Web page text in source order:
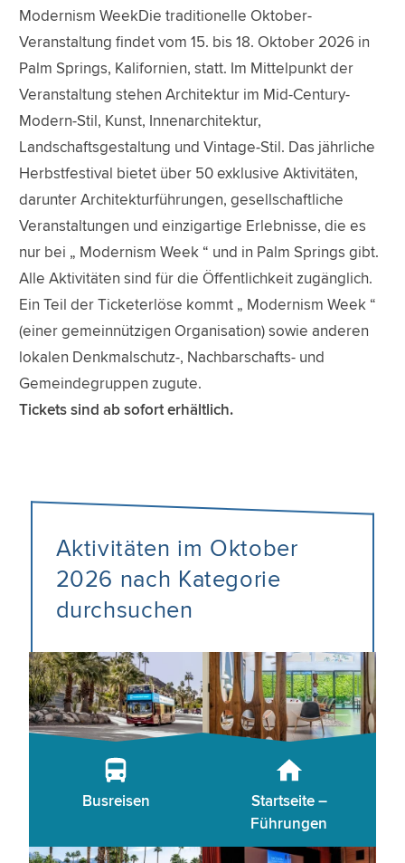
Modernism WeekDie traditionelle Oktober-
Veranstaltung findet vom 15. bis 18. Oktober 2026 in
Palm Springs, Kalifornien, statt. Im Mittelpunkt der
Veranstaltung stehen Architektur im Mid-Century-
Modern-Stil, Kunst, Innenarchitektur,
Landschaftsgestaltung und Vintage-Stil. Das jährliche
Herbstfestival bietet über 50 exklusive Aktivitäten,
darunter Architekturführungen, gesellschaftliche
Veranstaltungen und einzigartige Erlebnisse, die es
nur bei „ Modernism Week “ und in Palm Springs gibt.
Alle Aktivitäten sind für die Öffentlichkeit zugänglich.
Ein Teil der Ticketerlöse kommt „ Modernism Week “
(einer gemeinnützigen Organisation) sowie anderen
lokalen Denkmalschutz-, Nachbarschafts- und
Gemeindegruppen zugute.
Tickets sind ab sofort erhältlich.
Aktivitäten im Oktober
2026 nach Kategorie
durchsuchen
Busreisen
Startseite –
Führungen